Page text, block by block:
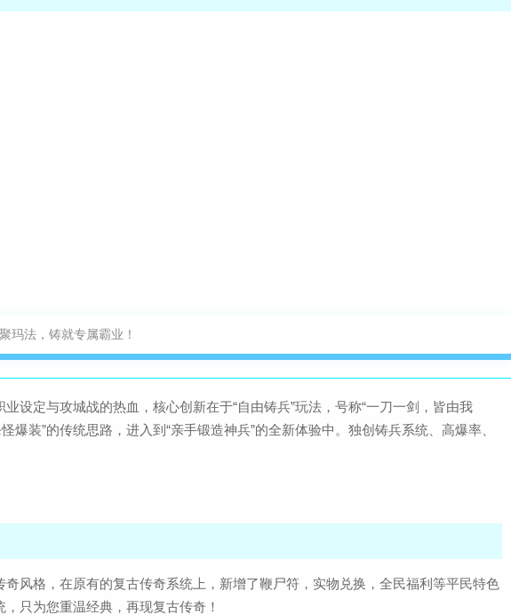
玛法，铸就专属霸业！
业设定与攻城战的热血，核心创新在于“自由铸兵”玩法，号称“一刀一剑，皆由我
爆装”的传统思路，进入到“亲手锻造神兵”的全新体验中。独创铸兵系统、高爆率、
风格，在原有的复古传奇系统上，新增了鞭尸符，实物兑换，全民福利等平民特色
只为您重温经典，再现复古传奇！